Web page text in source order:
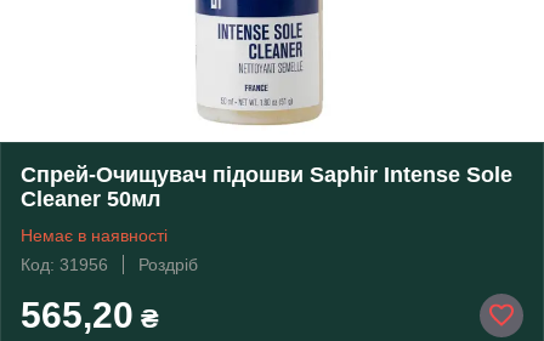
Спрей-Очищувач підошви Saphir Intense Sole
Cleaner 50мл
Немає в наявності
Код: 31956
Роздріб
565,20 ₴